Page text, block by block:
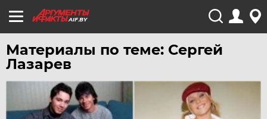
AIF.BY
Материалы по теме: Сергей
Лазарев